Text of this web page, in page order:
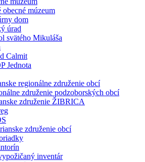
obecné múzeum
dom
úrad
svätého Mikuláša
Calmit
Jednota
regionálne združenie obcí
združenie podzoborských obcí
združenie ŽIBRICA
združenie obcí
inventár